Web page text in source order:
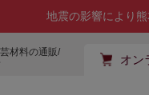
地震の影響により
材料の通販/
オン